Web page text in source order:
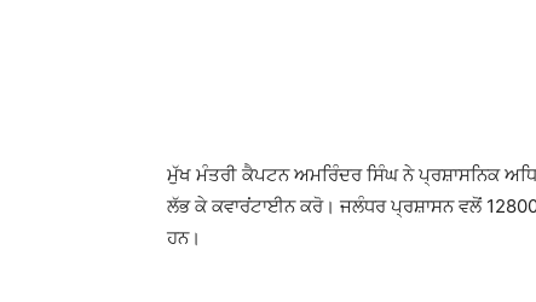
ਮੁੱਖ ਮੰਤਰੀ ਕੈਪਟਨ ਅਮਰਿੰਦਰ ਸਿੰਘ ਨੇ ਪ੍ਰਸ਼ਾਸਨਿਕ
ਲੱਭ ਕੇ ਕਵਾਰਂਟਾਈਨ ਕਰੋ। ਜਲੰਧਰ ਪ੍ਰਸ਼ਾਸਨ ਵਲੋਂ
ਹਨ।